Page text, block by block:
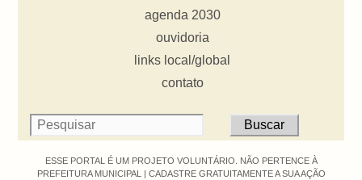
agenda 2030
ouvidoria
links local/global
contato
ESSE PORTAL É UM PROJETO VOLUNTÁRIO. NÃO PERTENCE À
PREFEITURA MUNICIPAL | CADASTRE GRATUITAMENTE A SUA AÇÃO